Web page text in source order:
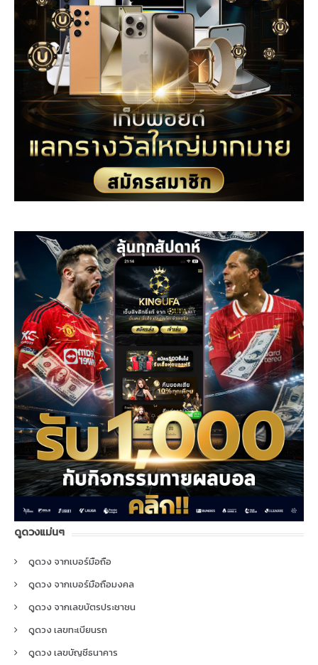
ดูดวงแม่นๆ
ดูดวง จากเบอร์มือถือ
ดูดวง จากเบอร์มือถือมงคล
ดูดวง จากเลขบัตรประชาชน
ดูดวง เลขทะเบียนรถ
ดูดวง เลขบัญชีธนาคาร